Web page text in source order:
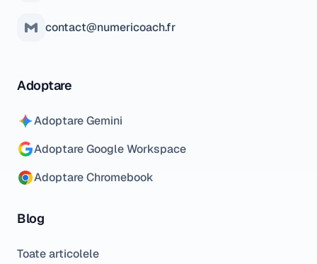
contact@numericoach.fr
Adoptare
Adoptare Gemini
Adoptare Google Workspace
Adoptare Chromebook
Blog
Toate articolele